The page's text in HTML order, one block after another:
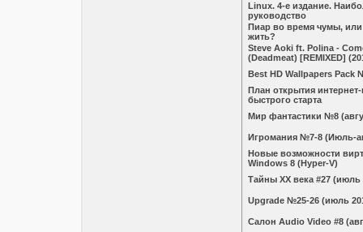
Linux. 4-e издание.
руководство
Пиар во время чумы,
жить?
Steve Aoki ft. Polina -
(Deadmeat) [REMIXED]
Best HD Wallpapers Pack
План открытия интернет-
быстрого старта
Мир фантастики №8
Игромания №7-8 (Июль-
Новые возможности
Windows 8 (Hyper-V)
Тайны ХХ века #27 (июль
Upgrade №25-26 (июль
Салон Audio Video #8